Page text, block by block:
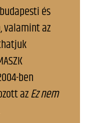
és
valamint az
ben
azEz nem